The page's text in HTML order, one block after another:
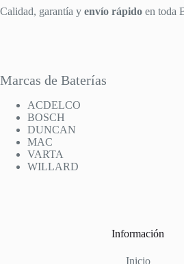
Calidad, garantía y envío rápido en toda
Marcas de Baterías
ACDELCO
BOSCH
DUNCAN
MAC
VARTA
WILLARD
Información
Inicio